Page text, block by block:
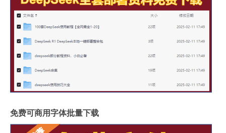
免费可商用字体批量下载